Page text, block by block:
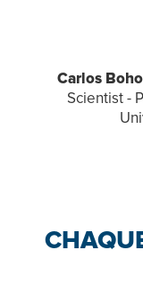
Carlos
Scientist -